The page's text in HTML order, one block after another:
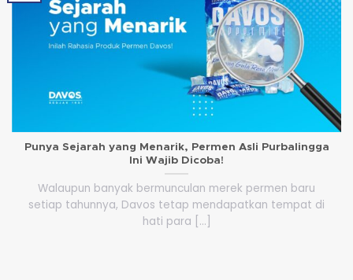
Punya Sejarah yang Menarik, Permen Asli Purbalingga
Ini Wajib Dicoba!
Walaupun banyak bermunculan merek permen baru
setiap tahunnya, Davos tetap mendapatkan tempat di
hati para [...]